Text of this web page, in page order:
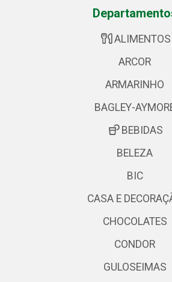
ALIMENTOS
ARCOR
ARMARINHO
BAGLEY-
BEBIDAS
BELEZA
BIC
CASA E
CHOCOLATES
CONDOR
GULOSEIMAS